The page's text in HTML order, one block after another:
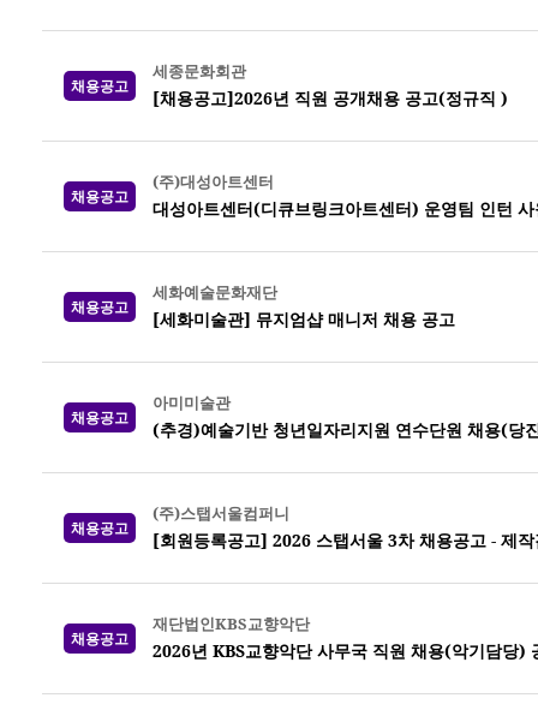
채용공고
세종문화회관
[채용공고]2026년 직원 공개채용 공고(정규직 )
채용공고
(주)대성아트센터
대성아트센터(디큐브링크아트센터) 운영팀 인턴
채용공고
세화예술문화재단
[세화미술관] 뮤지엄샵 매니저 채용 공고
채용공고
아미미술관
(추경)예술기반 청년일자리지원 연수단원 채용(당
채용공고
(주)스탭서울컴퍼니
[회원등록공고] 2026 스탭서울 3차 채용공고 - 제
채용공고
재단법인KBS교향악단
2026년 KBS교향악단 사무국 직원 채용(악기담당)